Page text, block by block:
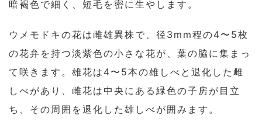
暗褐色で細く、短毛を密に生やします。
ウメモドキの花は雌雄異株で、径3mm程の4〜5枚
の花弁を持つ淡紫色の小さな花が、葉の脇に集まっ
て咲きます。雄花は4〜5本の雄しべと退化した雌
しべがあり、雌花は中央にある緑色の子房が目立
ち、その周囲を退化した雄しべが囲みます。